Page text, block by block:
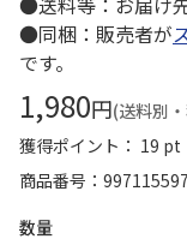
●同梱：販売者が
です。
1,980円(送料別
獲得ポイント： 19 pt
商品番号
数量